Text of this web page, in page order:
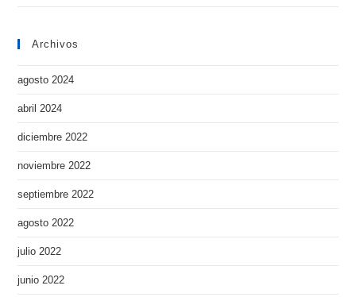
Archivos
agosto 2024
abril 2024
diciembre 2022
noviembre 2022
septiembre 2022
agosto 2022
julio 2022
junio 2022